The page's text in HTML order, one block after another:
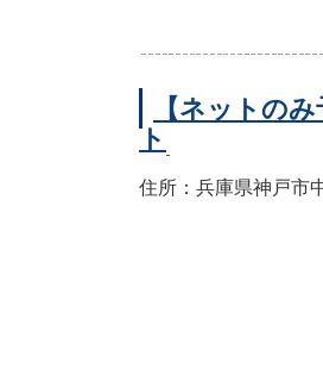
【ネットの
ト
住所：兵庫県神戸市